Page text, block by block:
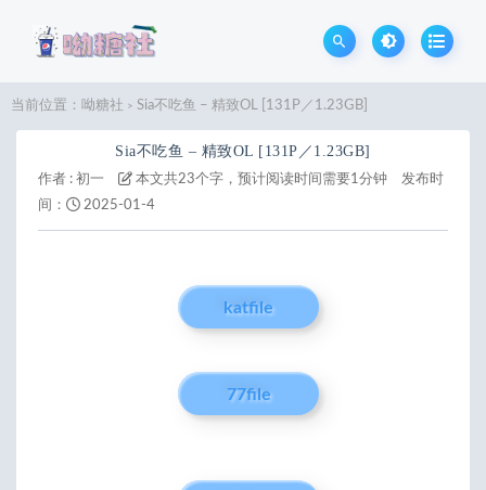
当前位置： 呦糖社 > Sia不吃鱼 – 精致OL [131P／1.23GB]
Sia不吃鱼 – 精致OL [131P／1.23GB]
作者 : 初一 本文共23个字，预计阅读时间需要1分钟
发布时
间：
2025-01-4
katfile
77file